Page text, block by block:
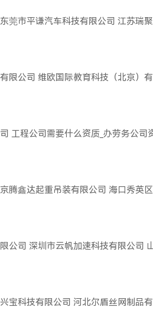
东莞市平谦汽车科技有限公司 江苏瑞
有限公司 维欧国际教育科技（北京）
司 工程公司需要什么资质_办劳务公司
京腾鑫达起重吊装有限公司 海口秀英
限公司 深圳市云帆加速科技有限公司
兴宝科技有限公司 河北尔盾丝网制品